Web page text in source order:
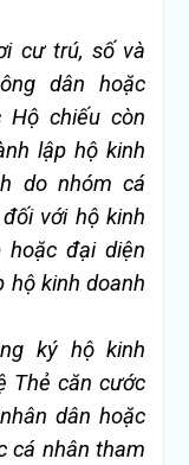
cư trú, số và
dân hoặc
Hộ chiếu còn
lập hộ kinh
do nhóm cá
với hộ kinh
hoặc đại diện
hộ kinh doanh
ký hộ kinh
Thẻ căn cước
dân hoặc
cá nhân tham